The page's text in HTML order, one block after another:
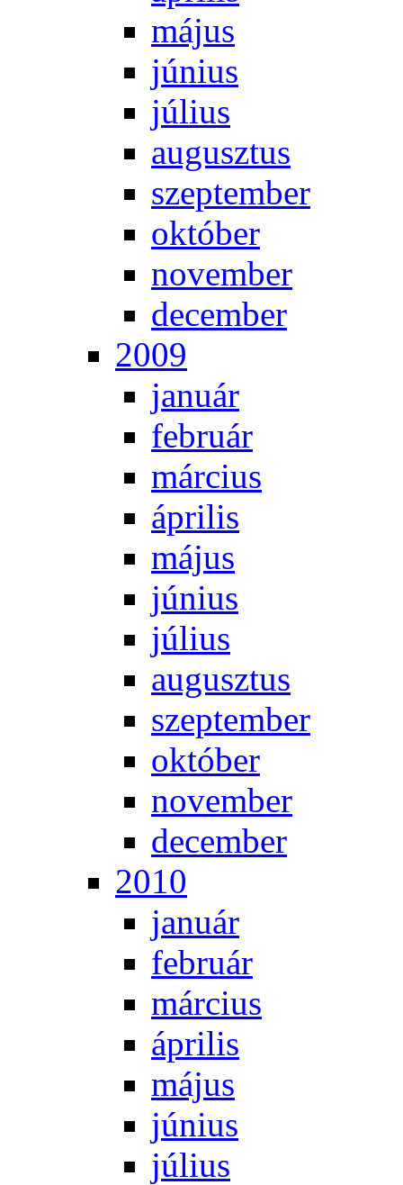
má­jus
jú­ni­us
jú­li­us
au­gusz­tus
szep­tem­ber
ok­tó­ber
no­vem­ber
de­cem­ber
2009
ja­nu­ár
feb­ru­ár
már­ci­us
áp­ri­lis
má­jus
jú­ni­us
jú­li­us
au­gusz­tus
szep­tem­ber
ok­tó­ber
no­vem­ber
de­cem­ber
2010
ja­nu­ár
feb­ru­ár
már­ci­us
áp­ri­lis
má­jus
jú­ni­us
jú­li­us